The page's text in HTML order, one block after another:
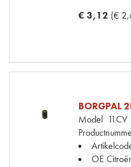
€ 3,12 (€
BORGPAL
Model 11CV
OE